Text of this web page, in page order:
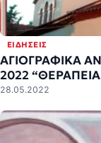
ΕΙΔΉΣΕΙΣ
ΑΓΙΟΓΡΑΦΙΚΑ
2022
28.05.2022